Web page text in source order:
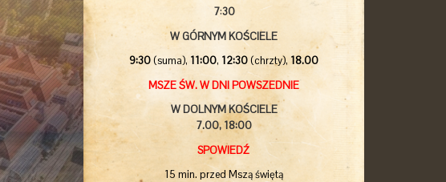
7:30
W GÓRNYM KOŚCIELE
9:30(suma), 11:00, 12:30(chrzty), 18.00
MSZE ŚW. W DNI POWSZEDNIE
W DOLNYM KOŚCIELE
7.00, 18:00
SPOWIEDŹ
15 min. przed Mszą świętą